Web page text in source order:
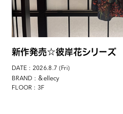
新作発売☆彼岸花シリーズ
DATE : 2026.8.7 (Fri)
BRAND : ＆ellecy
FLOOR : 3F